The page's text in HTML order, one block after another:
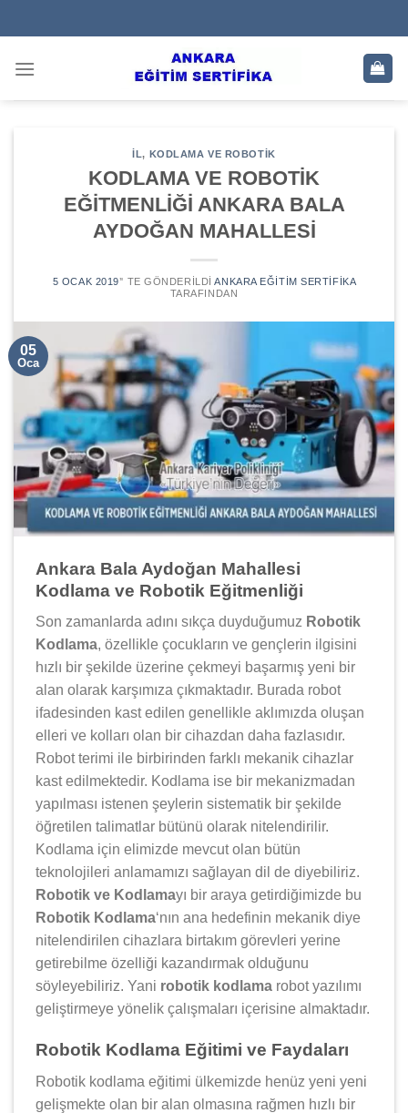
to
IL, KODLAMA VE ROBOTIK
KODLAMA VE ROBOTİK
EĞİTMENLİĞİ ANKARA BALA
AYDOĞAN MAHALLESİ
5 OCAK 2019’' TE GÖNDERILDI ANKARA EĞITIM SERTIFIKA
TARAFINDAN
05
Oca
Ankara Bala Aydoğan Mahallesi
Kodlama ve Robotik Eğitmenliği
Son zamanlarda adını sıkça duyduğumuz Robotik
Kodlama, özellikle çocukların ve gençlerin ilgisini
hızlı bir şekilde üzerine çekmeyi başarmış yeni bir
alan olarak karşımıza çıkmaktadır. Burada robot
ifadesinden kast edilen genellikle aklımızda oluşan
elleri ve kolları olan bir cihazdan daha fazlasıdır.
Robot terimi ile birbirinden farklı mekanik cihazlar
kast edilmektedir. Kodlama ise bir mekanizmadan
yapılması istenen şeylerin sistematik bir şekilde
öğretilen talimatlar bütünü olarak nitelendirilir.
Kodlama için elimizde mevcut olan bütün
teknolojileri anlamamızı sağlayan dil de diyebiliriz.
Robotik ve Kodlamayı bir araya getirdiğimizde bu
Robotik Kodlama‘nın ana hedefinin mekanik diye
nitelendirilen cihazlara birtakım görevleri yerine
getirebilme özelliği kazandırmak olduğunu
söyleyebiliriz. Yani robotik kodlama robot yazılımı
geliştirmeye yönelik çalışmaları içerisine almaktadır.
Robotik Kodlama Eğitimi ve Faydaları
Robotik kodlama eğitimi ülkemizde henüz yeni yeni
gelişmekte olan bir alan olmasına rağmen hızlı bir